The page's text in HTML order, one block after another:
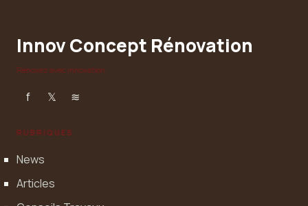
Innov Concept Rénovation
Rénovez avec innovation
f 𝕏 ≋
RUBRIQUES
News
Articles